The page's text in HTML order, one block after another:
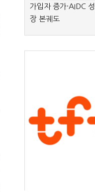
가입자 증가·AIDC
장 본궤도